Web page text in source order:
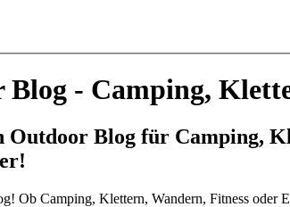
Blog - Camping,
Outdoor Blog für Camping,
Ob Camping, Klettern, Wandern, Fitness oder